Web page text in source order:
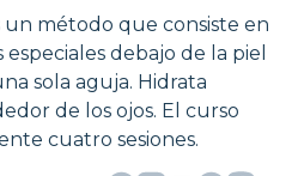
un método que consiste en
debajo de la piel
sola aguja. Hidrata
de los ojos. El curso
cuatro sesiones.